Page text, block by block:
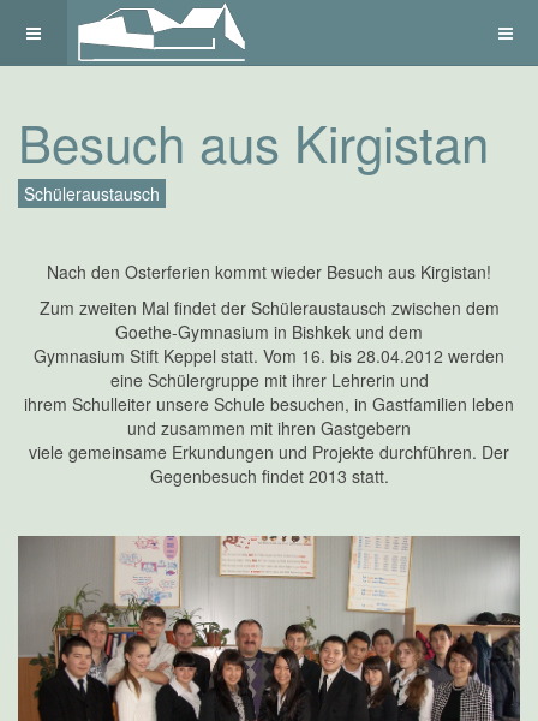
Besuch aus Kirgistan
Schüleraustausch
Nach den Osterferien kommt wieder Besuch aus Kirgistan!
Zum zweiten Mal findet der Schüleraustausch zwischen dem
Goethe-Gymnasium in Bishkek und dem
Gymnasium Stift Keppel statt. Vom 16. bis 28.04.2012 werden
eine Schülergruppe mit ihrer Lehrerin und
ihrem Schulleiter unsere Schule besuchen, in Gastfamilien leben
und zusammen mit ihren Gastgebern
viele gemeinsame Erkundungen und Projekte durchführen. Der
Gegenbesuch findet 2013 statt.